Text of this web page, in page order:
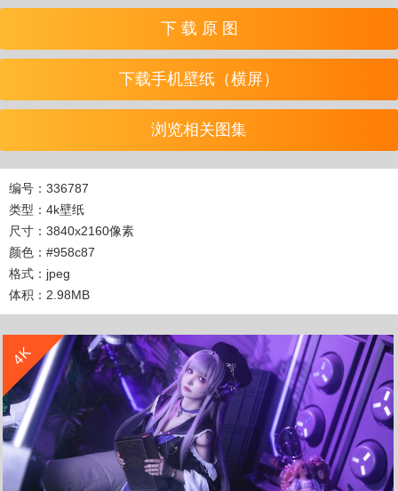
下 载 原 图
下载手机壁纸（横屏）
浏览相关图集
编号：336787
类型：4k壁纸
尺寸：3840x2160像素
颜色：#958c87
格式：jpeg
体积：2.98MB
4K
立 即 下 载
收 藏